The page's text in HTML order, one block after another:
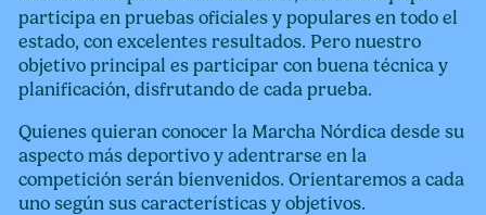
participa en pruebas oficiales y populares en todo el
estado, con excelentes resultados. Pero nuestro
objetivo principal es participar con buena técnica y
planificación, disfrutando de cada prueba.
Quienes quieran conocer la Marcha Nórdica desde su
aspecto más deportivo y adentrarse en la
competición serán bienvenidos. Orientaremos a cada
uno según sus características y objetivos.